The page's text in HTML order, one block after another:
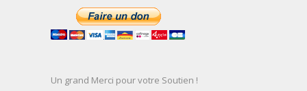
Un grand Merci pour votre Soutien !